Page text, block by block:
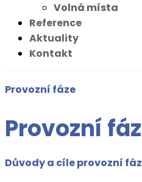
Volná místa
Reference
Aktuality
Kontakt
Provozní fáze
Provozní
Důvody a cíle provozní